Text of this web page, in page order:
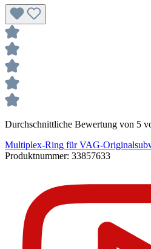
Durchschnittliche Bewertung von 5
Multiplex-Ring für VAG-
Produktnummer: 33857633